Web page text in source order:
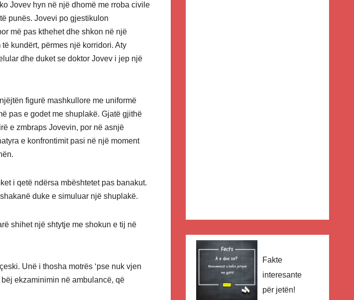
Jovev hyn në një dhomë me rroba civile
punës. Jovevi po gjestikulon
më pas kthehet dhe shkon në një
kundërt, përmes një korridori. Aty
dhe duket se doktor Jovev i jep një
figurë mashkullore me uniformë
pas e godet me shuplakë. Gjatë gjithë
e zmbraps Jovevin, por në asnjë
e konfrontimit pasi në një moment
i qetë ndërsa mbështetet pas banakut.
duke e simuluar një shuplakë.
shihet një shtytje me shokun e tij në
Unë i thosha motrës ‘pse nuk vjen
ekzaminimin në ambulancë, që
Fakte
interesante
për jetën!